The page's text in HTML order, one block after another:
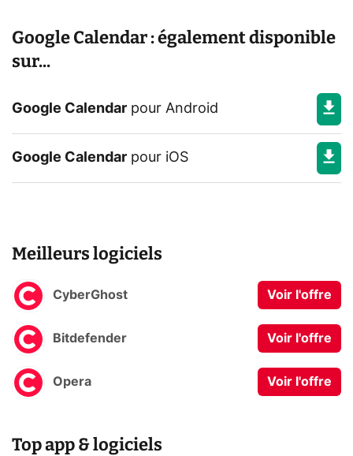
Google Calendar : également disponible
sur...
Google Calendar pour Android
Google Calendar pour iOS
Meilleurs logiciels
CyberGhost Voir l'offre
Bitdefender Voir l'offre
Opera Voir l'offre
Top app & logiciels